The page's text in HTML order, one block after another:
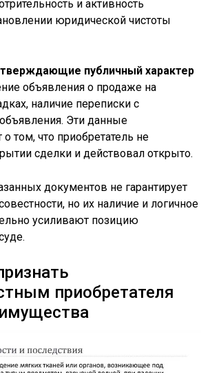
и активность
юридической чистоты
публичный характер
объявления о продаже на
наличие переписки с
Эти данные
том, что приобретатель не
сделки и действовал открыто.
документов не гарантирует
но их наличие и логичное
усиливают позицию
приобретателя